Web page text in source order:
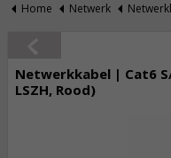
Home Netwerk
Netwerkkabel | Cat6
LSZH, Rood)